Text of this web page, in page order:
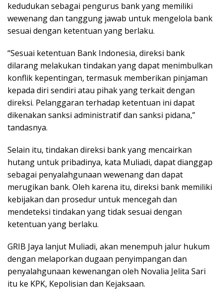
kedudukan sebagai pengurus bank yang memiliki
wewenang dan tanggung jawab untuk mengelola bank
sesuai dengan ketentuan yang berlaku.
“Sesuai ketentuan Bank Indonesia, direksi bank
dilarang melakukan tindakan yang dapat menimbulkan
konflik kepentingan, termasuk memberikan pinjaman
kepada diri sendiri atau pihak yang terkait dengan
direksi. Pelanggaran terhadap ketentuan ini dapat
dikenakan sanksi administratif dan sanksi pidana,”
tandasnya.
Selain itu, tindakan direksi bank yang mencairkan
hutang untuk pribadinya, kata Muliadi, dapat dianggap
sebagai penyalahgunaan wewenang dan dapat
merugikan bank. Oleh karena itu, direksi bank memiliki
kebijakan dan prosedur untuk mencegah dan
mendeteksi tindakan yang tidak sesuai dengan
ketentuan yang berlaku.
GRIB Jaya lanjut Muliadi, akan menempuh jalur hukum
dengan melaporkan dugaan penyimpangan dan
penyalahgunaan kewenangan oleh Novalia Jelita Sari
itu ke KPK, Kepolisian dan Kejaksaan.